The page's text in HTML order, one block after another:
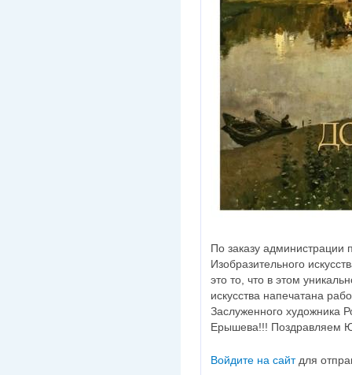
По заказу администрации
Изобразительного
это то, что в этом
искусства напечатана
Заслуженного художника
Ерышева!!! Поздравляем
Войдите на сайтдля